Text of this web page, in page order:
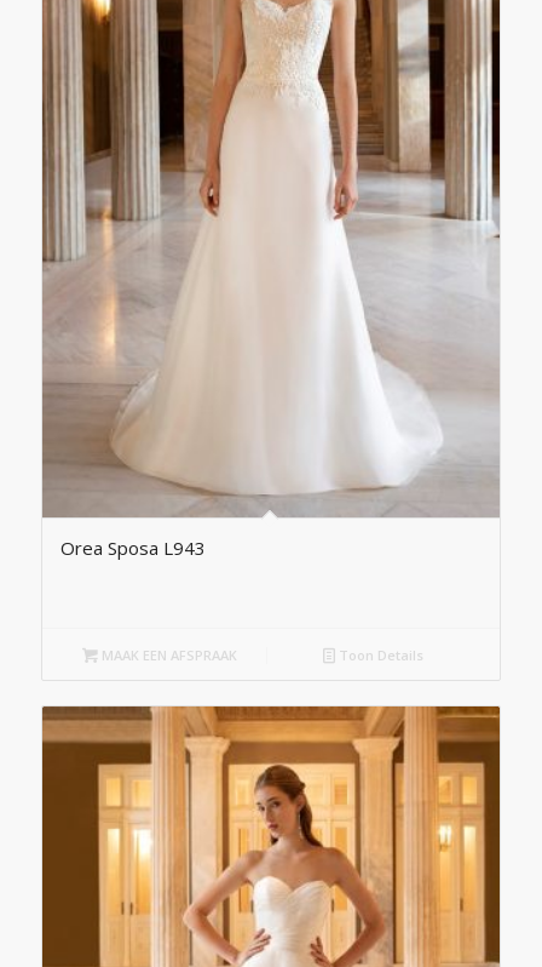
Orea Sposa L943
MAAK EEN AFSPRAAK Toon Details